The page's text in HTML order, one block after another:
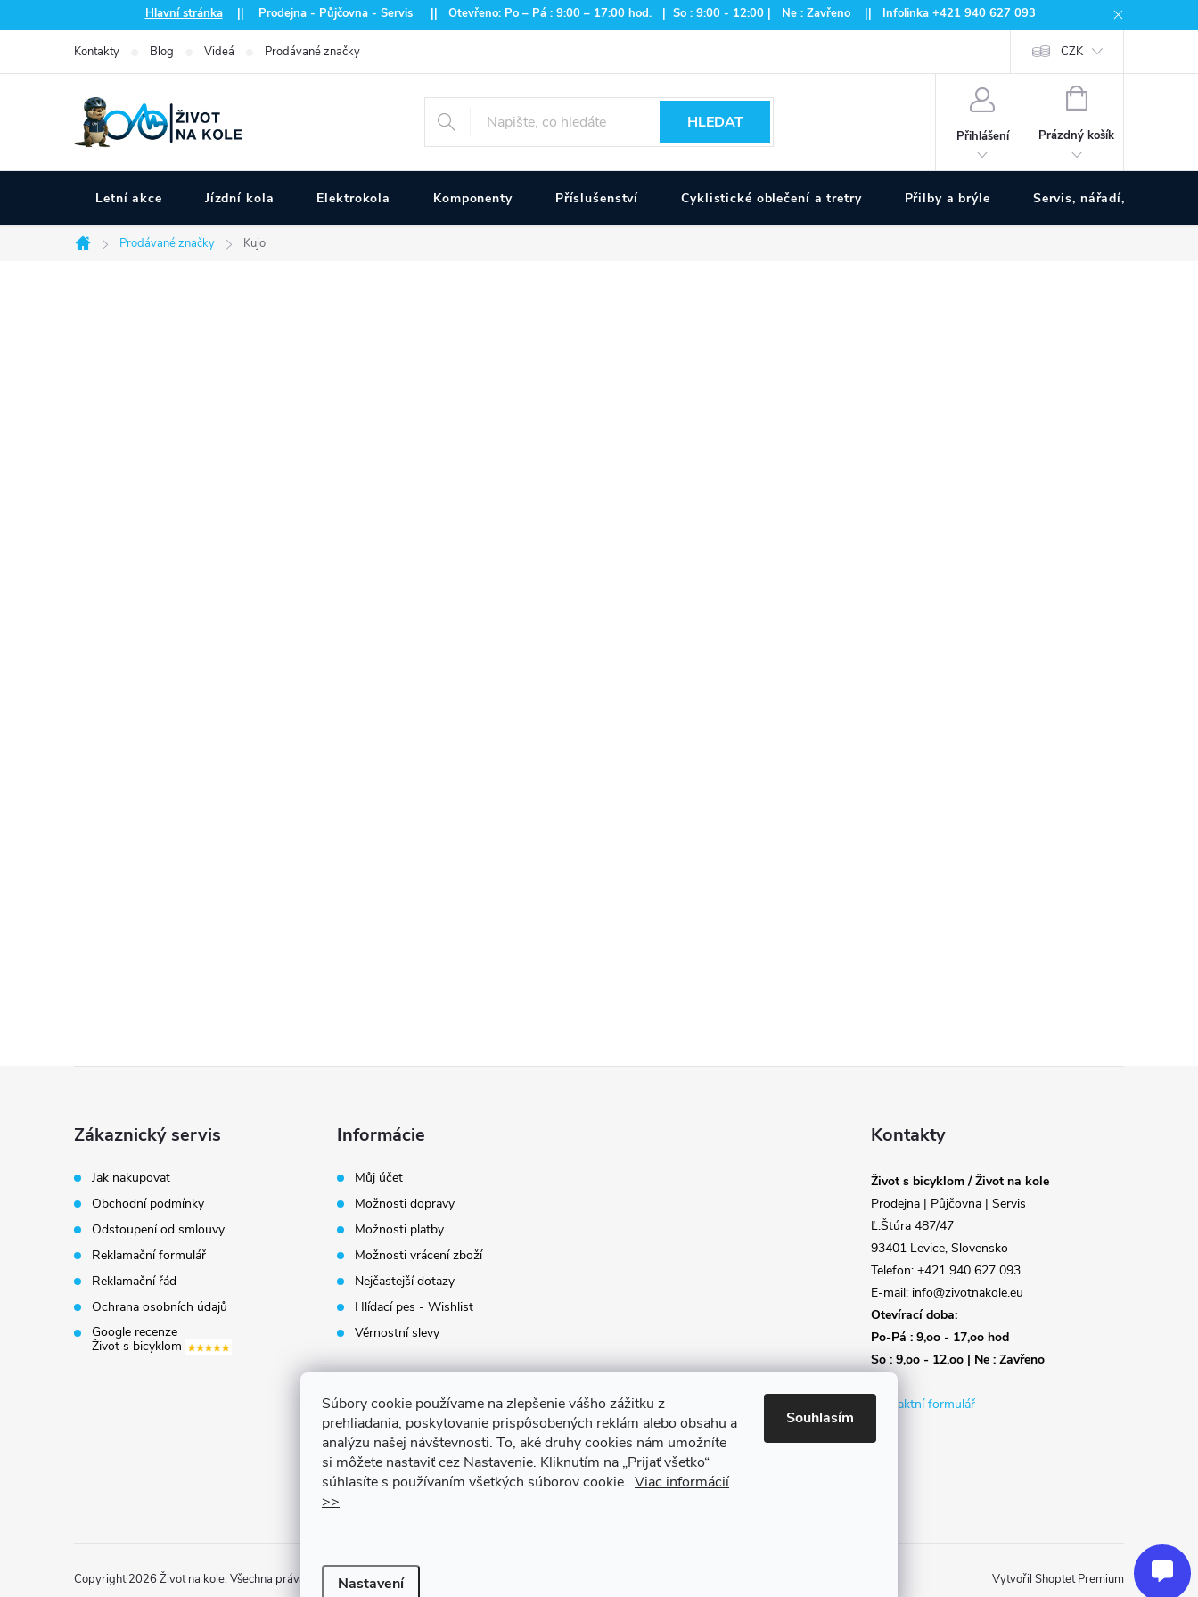
Súbory cookie používame na zlepšenie vášho zážitku z
prehliadania, poskytovanie prispôsobených reklám alebo obsahu a
analýzu našej návštevnosti. To, aké druhy cookies nám umožníte
si môžete nastaviť cez Nastavenie. Kliknutím na „Prijať všetko“
súhlasíte s používaním všetkých súborov cookie. Viac informácií
>>
Nastavení
Souhlasím
na
Hlavní stránka|| Prodejna - Půjčovna - Servis || Otevřeno: Po – Pá : 9:00 – 17:00 hod. | So : 9:00 - 12:00 | Ne : Zavřeno || Infolinka +421 940 627 093
Kontakty Blog Videá Prodávané značky CZK
HLEDAT
Přihlášení
NÁKUPNÍ
Prázdný košík
Letní akce Jízdní kola Elektrokola Komponenty Příslušenství Cyklistické oblečení a tretry Přilby a brýle Servis, nářadí, pumpy
Domů
Prodávané značky Kujo
Zákaznický servis
Jak nakupovat
Obchodní podmínky
Odstoupení od smlouvy
Reklamační formulář
Reklamační řád
Ochrana osobních údajů
Google recenze
Život s bicyklom
Informácie
Můj účet
Možnosti dopravy
Možnosti platby
Možnosti vrácení zboží
Nejčastejší dotazy
Hlídací pes - Wishlist
Věrnostní slevy
Kontakty
Život s bicyklom / Život na kole
Prodejna | Půjčovna | Servis
Ľ.Štúra 487/47
93401 Levice, Slovensko
Telefon: +421 940 627 093
E-mail: info@zivotnakole.eu
Otevírací doba:
Po-Pá : 9,oo - 17,oo hod
So : 9,oo - 12,oo | Ne : Zavřeno
Kontaktní formulář
Vytvořil Shoptet Premium
Copyright 2026 Život na kole. Všechna práva vyhrazena.Upravit nastavení cookies
Poslat